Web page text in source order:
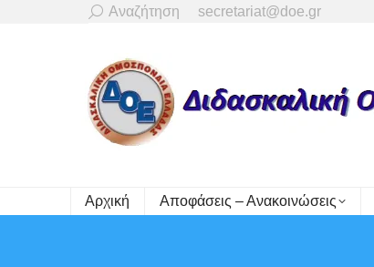
Search:
Αναζήτηση secretariat@doe.gr
Αρχική Αποφάσεις – Ανακοινώσεις